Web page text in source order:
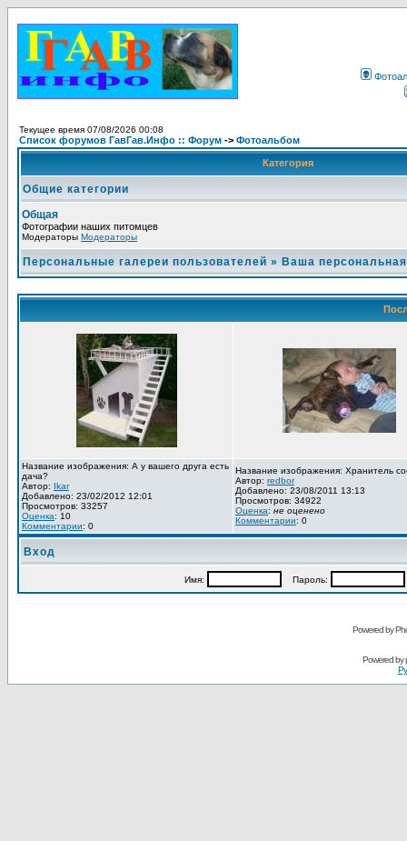
Текущее время 07/08/2026 00:08
Список форумов ГавГав.Инфо :: Форум -> Фотоальбом
Категория
Общие категории
Общая
Фотографии наших питомцев
Модераторы Модераторы
Персональные галереи пользователей » Ваша
Название изображения: А у вашего друга есть
дача?
Автор: Ikar
Добавлено: 23/02/2012 12:01
Просмотров: 33257
Оценка: 10
Комментарии: 0
Название изображения: Хранитель
Автор: redbor
Добавлено: 23/08/2011 13:13
Просмотров: 34922
Оценка: не оценено
Комментарии: 0
Вход
Имя: Пароль:
Powered by
Powered by